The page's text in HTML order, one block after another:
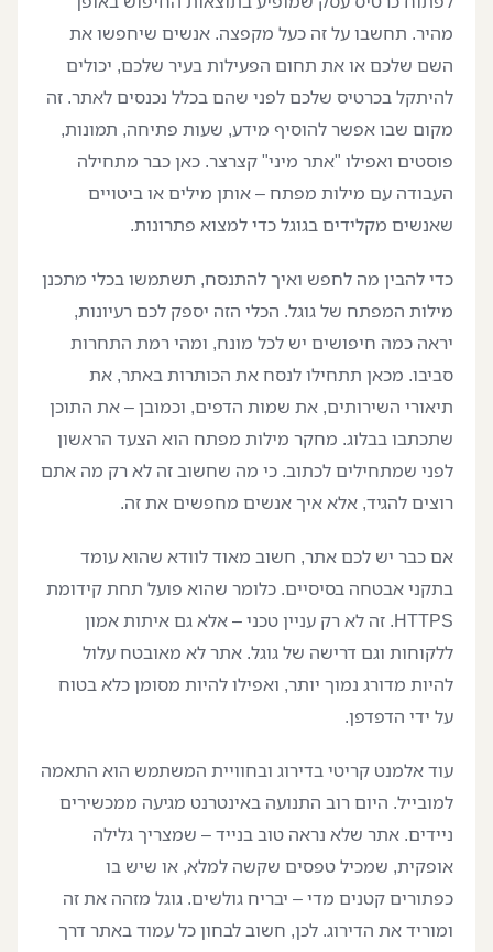
מהיר. תחשבו על זה כעל מקפצה. אנשים שיחפשו את
השם שלכם או את תחום הפעילות בעיר שלכם, יכולים
להיתקל בכרטיס שלכם לפני שהם בכלל נכנסים לאתר. זה
מקום שבו אפשר להוסיף מידע, שעות פתיחה, תמונות,
פוסטים ואפילו "אתר מיני" קצרצר. כאן כבר מתחילה
העבודה עם מילות מפתח – אותן מילים או ביטויים
שאנשים מקלידים בגוגל כדי למצוא פתרונות.
כדי להבין מה לחפש ואיך להתנסח, תשתמשו בכלי מתכנן
מילות המפתח של גוגל. הכלי הזה יספק לכם רעיונות,
יראה כמה חיפושים יש לכל מונח, ומהי רמת התחרות
סביבו. מכאן תתחילו לנסח את הכותרות באתר, את
תיאורי השירותים, את שמות הדפים, וכמובן – את התוכן
שתכתבו בבלוג. מחקר מילות מפתח הוא הצעד הראשון
לפני שמתחילים לכתוב. כי מה שחשוב זה לא רק מה אתם
רוצים להגיד, אלא איך אנשים מחפשים את זה.
אם כבר יש לכם אתר, חשוב מאוד לוודא שהוא עומד
בתקני אבטחה בסיסיים. כלומר שהוא פועל תחת קידומת
HTTPS. זה לא רק עניין טכני – אלא גם איתות אמון
ללקוחות וגם דרישה של גוגל. אתר לא מאובטח עלול
להיות מדורג נמוך יותר, ואפילו להיות מסומן כלא בטוח
על ידי הדפדפן.
עוד אלמנט קריטי בדירוג ובחוויית המשתמש הוא התאמה
למובייל. היום רוב התנועה באינטרנט מגיעה ממכשירים
ניידים. אתר שלא נראה טוב בנייד – שמצריך גלילה
אופקית, שמכיל טפסים שקשה למלא, או שיש בו
כפתורים קטנים מדי – יבריח גולשים. גוגל מזהה את זה
ומוריד את הדירוג. לכן, חשוב לבחון כל עמוד באתר דרך